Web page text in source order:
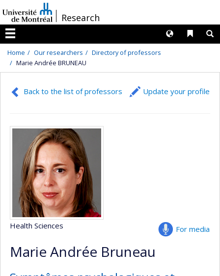
au
contenu
/Research
Menu
Liens
Langues
Home Our researchers
Directory of professors
Marie Andrée BRUNEAU
Back to the list of professors Update your profile
For media
Health Sciences
Marie Andrée Bruneau